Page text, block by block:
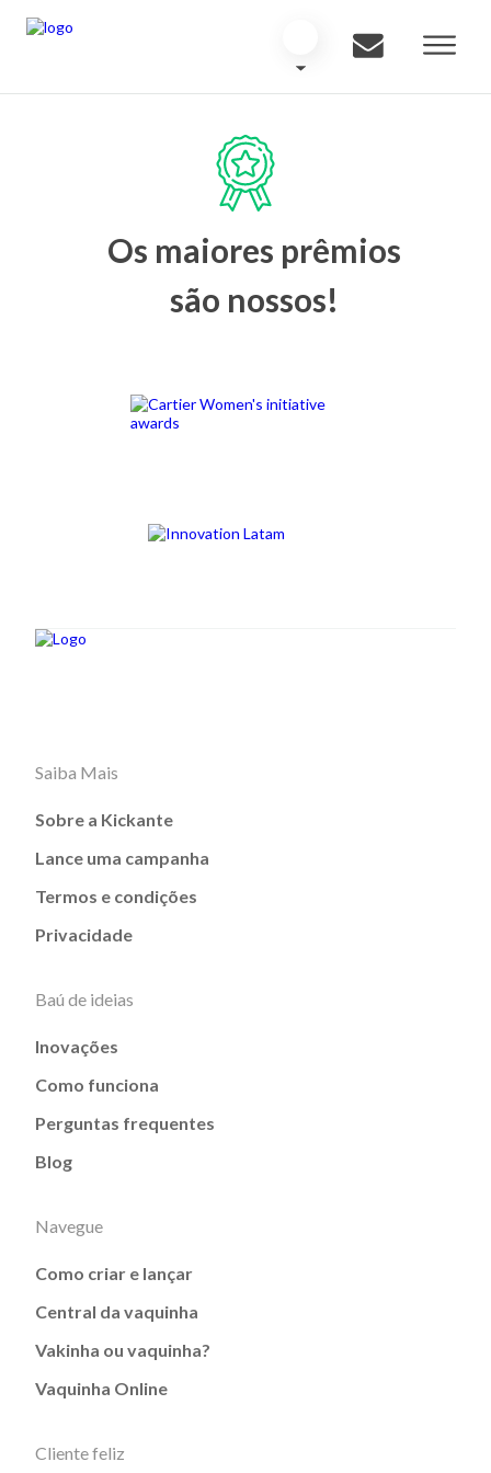
Os maiores prêmios
são nossos!
Saiba Mais
Sobre a Kickante
Lance uma campanha
Termos e condições
Privacidade
Baú de ideias
Inovações
Como funciona
Perguntas frequentes
Blog
Navegue
Como criar e lançar
Central da vaquinha
Vakinha ou vaquinha?
Vaquinha Online
Cliente feliz